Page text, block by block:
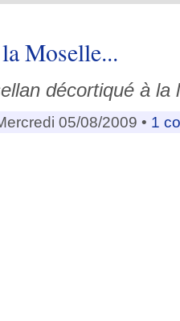
Moselle...
décortiqué à la
05/08/2009 • 1